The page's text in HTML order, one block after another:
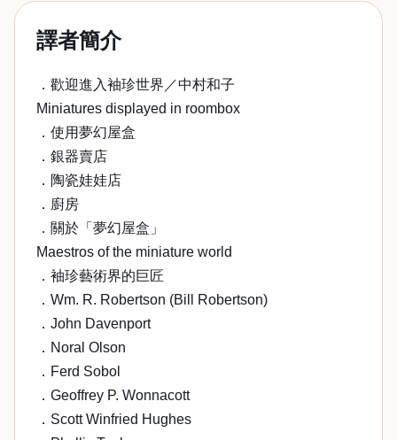
譯者簡介
．歡迎進入袖珍世界／中村和子
Miniatures displayed in roombox
．使用夢幻屋盒
．銀器賣店
．陶瓷娃娃店
．廚房
．關於「夢幻屋盒」
Maestros of the miniature world
．袖珍藝術界的巨匠
．Wm. R. Robertson (Bill Robertson)
．John Davenport
．Noral Olson
．Ferd Sobol
．Geoffrey P. Wonnacott
．Scott Winfried Hughes